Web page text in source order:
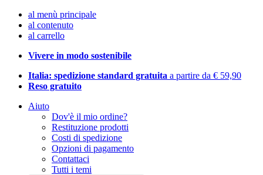
al menù principale
al contenuto
al carrello
Vivere in modo sostenibile
Italia: spedizione standard gratuita a partire da € 59,90
Reso gratuito
Aiuto
Dov'è il mio ordine?
Restituzione prodotti
Costi di spedizione
Opzioni di pagamento
Contattaci
Tutti i temi